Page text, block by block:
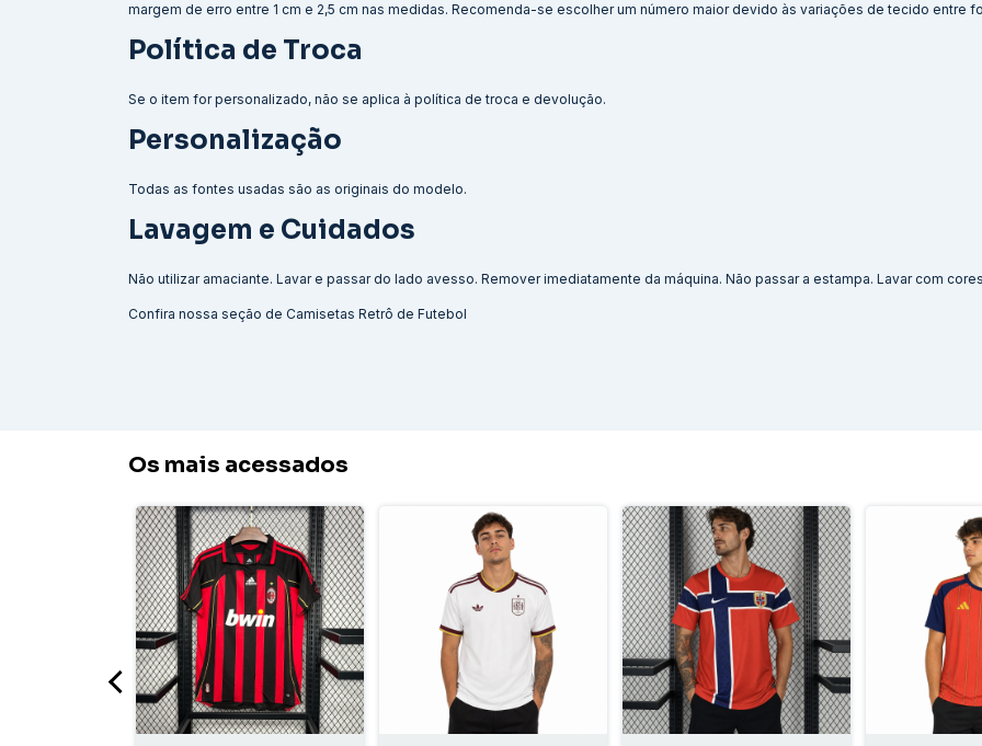
margem de erro entre 1 cm e 2,5 cm nas medidas. Recomenda-se escolher um número maior devido às variações de tecido entre
Política de Troca
Se o item for personalizado, não se aplica à política de troca e devolução.
Personalização
Todas as fontes usadas são as originais do modelo.
Lavagem e Cuidados
Não utilizar amaciante. Lavar e passar do lado avesso. Remover imediatamente da máquina. Não passar a estampa. Lavar com
Confira nossa seção de Camisetas Retrô de Futebol
Os mais acessados